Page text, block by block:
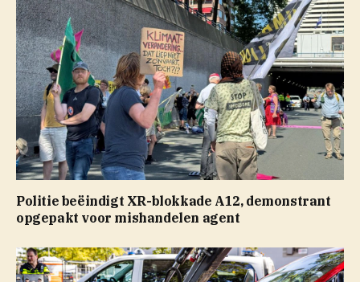
Politie beëindigt XR-blokkade A12, demonstrant
opgepakt voor mishandelen agent